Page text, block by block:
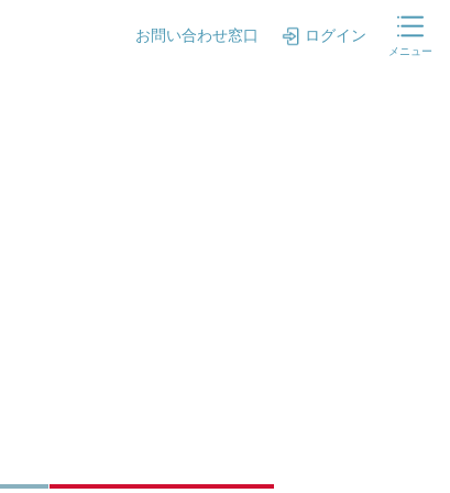
お問い合わせ窓口 ログイン
メニュー